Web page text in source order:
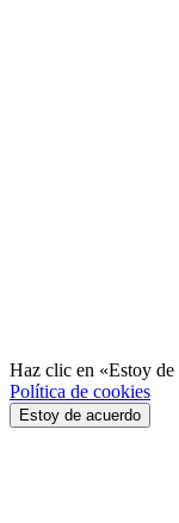
Haz clic en «Estoy de
Política de cookies
Estoy de acuerdo